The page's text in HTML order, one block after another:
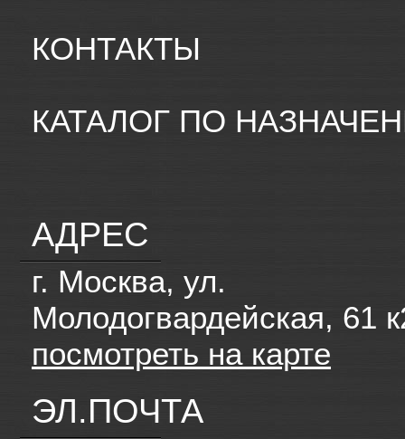
КОНТАКТЫ
КАТАЛОГ ПО
АДРЕС
г. Москва, ул.
Молодогвардейская, 61
посмотреть на карте
ЭЛ.ПОЧТА